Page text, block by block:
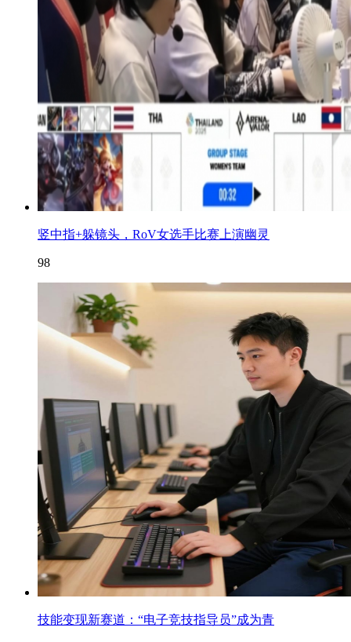
竖中指+躲镜头，RoV女选手比赛上演幽灵
98
技能变现新赛道：“电子竞技指导员”成为青